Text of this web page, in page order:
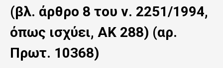
(βλ. άρθρο 8 του ν. 2251/1994,
όπως ισχύει, ΑΚ 288) (αρ.
Πρωτ. 10368)